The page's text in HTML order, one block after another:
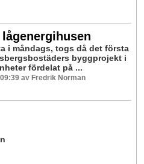
i måndags, togs då det första
byggprojekt i
fördelat på ...
av Fredrik Norman